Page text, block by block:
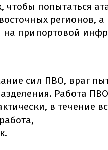
чтобы попытаться
регионов, а
на припортовой
сил ПВО, враг
Работа ПВО
в течение